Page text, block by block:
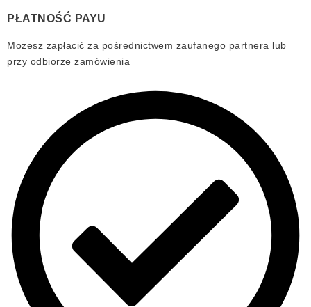
PŁATNOŚĆ PAYU
Możesz zapłacić za pośrednictwem zaufanego partnera lub
przy odbiorze zamówienia